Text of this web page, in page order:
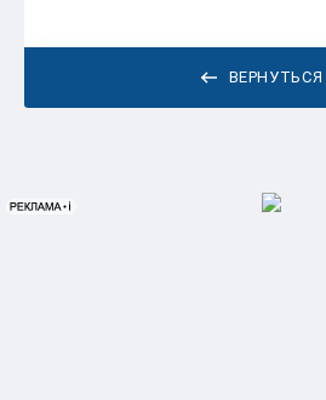
ВЕРНУТЬСЯ